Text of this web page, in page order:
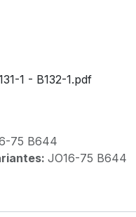
1 - B132-1.pdf
75 B644
JO16-75 B644